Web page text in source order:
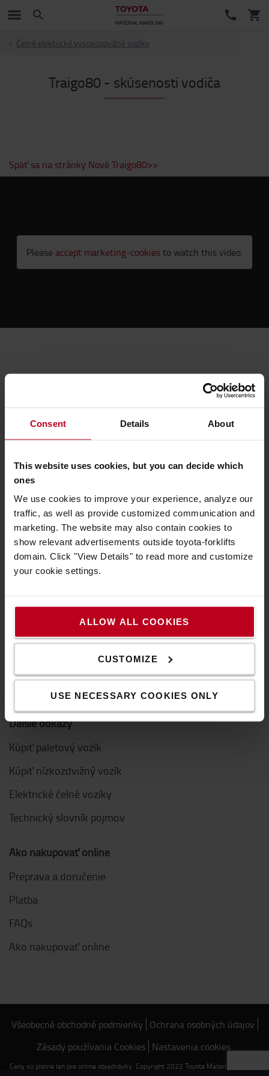
Consent Details About
This website uses cookies, but you can decide which
ones
We use cookies to improve your experience, analyze our
traffic, as well as provide customized communication and
marketing. The website may also contain cookies to
show relevant advertisements outside toyota-forklifts
domain. Click "View Details" to read more and customize
your cookie settings.
ALLOW ALL COOKIES
CUSTOMIZE
USE NECESSARY COOKIES ONLY
Čelné elektrické vysokozdvižné vozíky
Traigo80 - skúsenosti vodiča
Späť sa na stránky Nové Traigo80>>
Please accept marketing-cookiesto watch this video.
O Toyote
Kto sme
Prečo kupovať Toyotu
Logistic Solution Center
Kariéra v Toyota Material Handling
Toyota hodnoty
Toyota Production Systems (TPS)
Udržateľnosť
Ďalšie odkazy
Kúpiť paletový vozík
Kúpiť nízkozdvižný vozík
Elektrické čelné vozíky
Technický slovník pojmov
Ako nakupovať online
Preprava a doručenie
Platba
FAQs
Ako nakupovať online
Všeobecné obchodné podmienky Ochrana osobných údajov
Zásady používania Cookies Nastavenia cookies
Ceny sú platné len pre online objednávky. Copyright 2022 Toyota Material Handling